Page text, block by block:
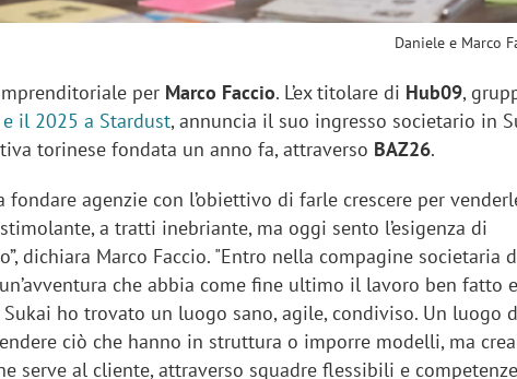
Daniele e Marco
per Marco Faccio. L’ex titolare di Hub09,
il 2025 a Stardust, annuncia il suo ingresso societario in
torinese fondata un anno fa, attraverso BAZ26.
fondare agenzie con l’obiettivo di farle crescere per
a tratti inebriante, ma oggi sento l’esigenza di
dichiara Marco Faccio. "Entro nella compagine societaria
che abbia come fine ultimo il lavoro ben fatto
ho trovato un luogo sano, agile, condiviso. Un luogo
ciò che hanno in struttura o imporre modelli, ma
serve al cliente, attraverso squadre flessibili e competenze